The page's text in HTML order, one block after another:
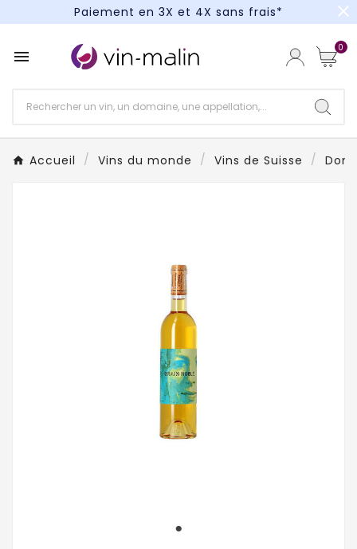
Paiement en 3X et 4X sans frais*
Paiement en 3X et 4X sans frais*
close
 0
Accueil Vins du monde Vins de Suisse